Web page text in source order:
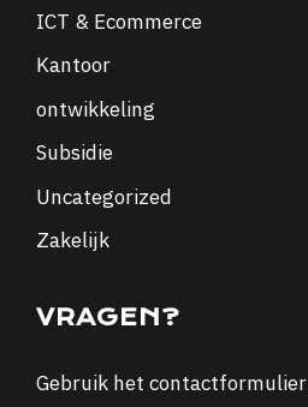
ICT & Ecommerce
Kantoor
ontwikkeling
Subsidie
Uncategorized
Zakelijk
VRAGEN?
Gebruik het contactformulier